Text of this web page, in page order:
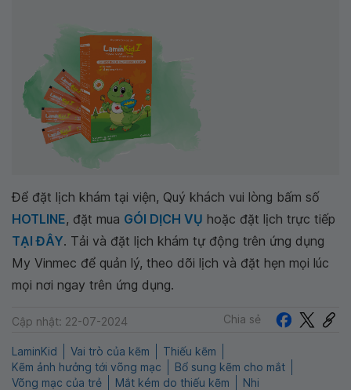
Để đặt lịch khám tại viện, Quý khách vui lòng bấm số
HOTLINE, đặt mua GÓI DỊCH VỤ hoặc đặt lịch trực tiếp
TẠI ĐÂY. Tải và đặt lịch khám tự động trên ứng dụng
My Vinmec để quản lý, theo dõi lịch và đặt hẹn mọi lúc
mọi nơi ngay trên ứng dụng.
Cập nhật: 22-07-2024 Chia sẻ
LaminKid Vai trò của kẽm
Thiếu kẽm
Kẽm ảnh hưởng tới võng mạc
Bổ sung kẽm cho mắt
Võng mạc của trẻ
Mắt kém do thiếu kẽm Nhi